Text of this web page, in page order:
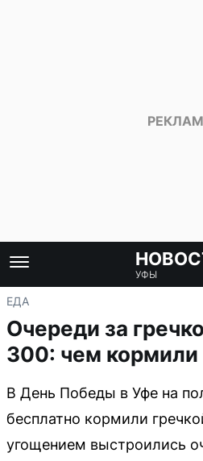
УФЫ
ЕДА
Очереди за
300: чем кормили
В День Победы в Уфе на
бесплатно кормили
угощением выстроились